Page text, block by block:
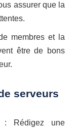
assurer que la
membres et la
être de bons
serveurs
: Rédigez une